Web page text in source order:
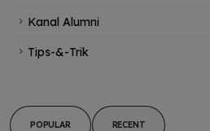
Kanal Alumni
Tips-&-Trik
POPULAR RECENT